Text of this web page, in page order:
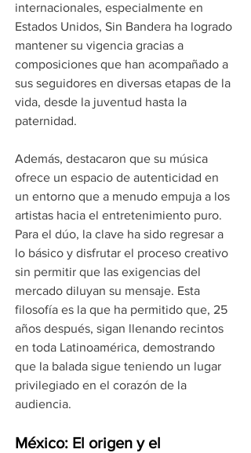
internacionales, especialmente en
Estados Unidos, Sin Bandera ha logrado
mantener su vigencia gracias a
composiciones que han acompañado a
sus seguidores en diversas etapas de la
vida, desde la juventud hasta la
paternidad.
Además, destacaron que su música
ofrece un espacio de autenticidad en
un entorno que a menudo empuja a los
artistas hacia el entretenimiento puro.
Para el dúo, la clave ha sido regresar a
lo básico y disfrutar el proceso creativo
sin permitir que las exigencias del
mercado diluyan su mensaje. Esta
filosofía es la que ha permitido que, 25
años después, sigan llenando recintos
en toda Latinoamérica, demostrando
que la balada sigue teniendo un lugar
privilegiado en el corazón de la
audiencia.
México: El origen y el